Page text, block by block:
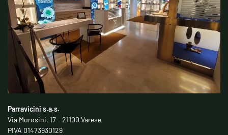
Parravicini s.a.s.
Via Morosini, 17 - 21100 Varese
PIVA 01473930129